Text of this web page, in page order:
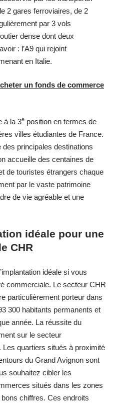
2 gares ferroviaires, de 2
par 3 vols
dense dont deux
: l’A9 qui rejoint
en Italie.
un fonds de commerce
à la 3e position en termes de
villes étudiantes de France.
des principales destinations
accueille des centaines de
de touristes étrangers chaque
par le vaste patrimoine
de vie agréable et une
idéale pour une
CHR
idéale si vous
commerciale. Le secteur CHR
particulièrement porteur dans
300 habitants permanents et
année. La réussite du
sur le secteur
Les quartiers situés à proximité
du Grand Avignon sont
souhaitez cibler les
situés dans les zones
chiffres. Ces endroits